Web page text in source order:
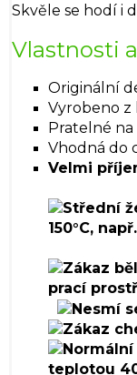
Skvěle se hodí i
Vlastnosti
Originální
Vyrobeno z
Pratelné na
Vhodná do
Velmi